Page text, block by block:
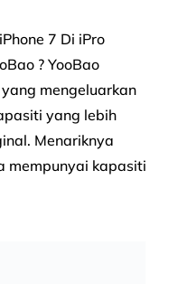
7 Di iPro
? YooBao
mengeluarkan
yang lebih
Menariknya
mempunyai kapasiti